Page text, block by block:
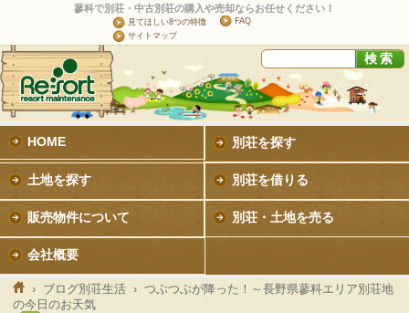
蓼科で別荘・中古別荘の購入や売却ならお任せください！
見てほしい8つの特徴
FAQ
サイトマップ
HOME 別荘を探す
土地を探す 別荘を借りる
販売物件について 別荘・土地を売る
会社概要
›ブログ別荘生活› つぶつぶが降った！～長野県蓼科エリア別荘地
の今日のお天気